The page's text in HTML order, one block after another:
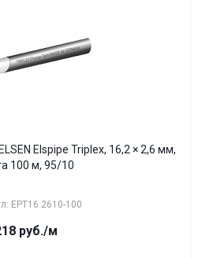
Elspipe Triplex, 16,2 × 2,6 мм,
100 м, 95/10
EPT16.2610-100
руб./м